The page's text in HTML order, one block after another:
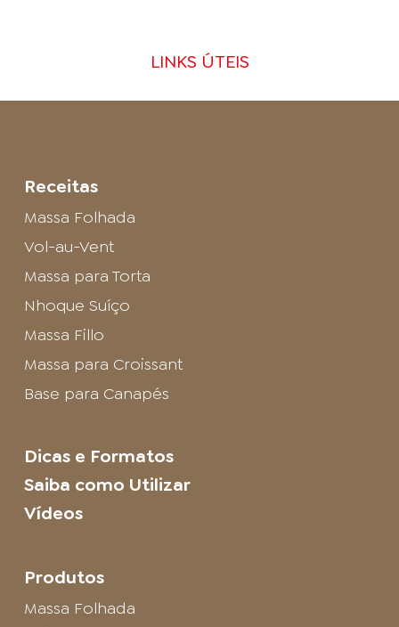
LINKS ÚTEIS
Receitas
Massa Folhada
Vol-au-Vent
Massa para Torta
Nhoque Suíço
Massa Fillo
Massa para Croissant
Base para Canapés
Dicas e Formatos
Saiba como Utilizar
Vídeos
Produtos
Massa Folhada